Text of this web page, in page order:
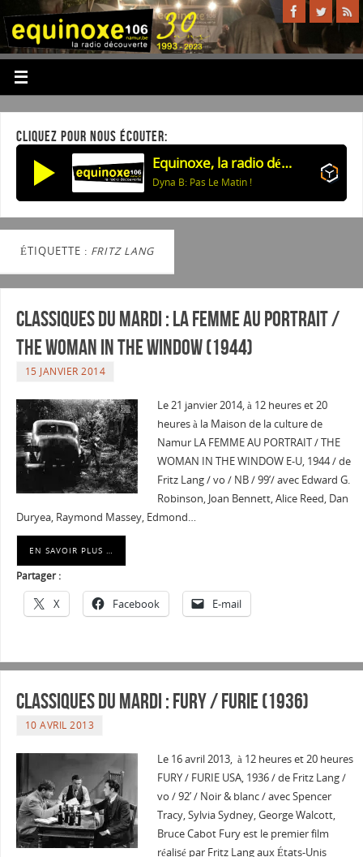
CLIQUEZ POUR NOUS ÉCOUTER:
Equinoxe, la radio découverte
Dyna B: Pas Le Matin !
ÉTIQUETTE : FRITZ LANG
Classiques du mardi : La femme au portrait /
The woman in the window (1944)
15 JANVIER 2014
Le 21 janvier 2014, à 12 heures et 20
heures à la Maison de la culture de
Namur LA FEMME AU PORTRAIT / THE
WOMAN IN THE WINDOW E-U, 1944 / de
Fritz Lang / vo / NB / 99’/ avec Edward G.
Robinson, Joan Bennett, Alice Reed, Dan
Duryea, Raymond Massey, Edmond…
EN SAVOIR PLUS …
Partager :
X Facebook E-mail
Classiques du mardi : Fury / Furie (1936)
10 AVRIL 2013
Le 16 avril 2013, à 12 heures et 20 heures
FURY / FURIE USA, 1936 / de Fritz Lang /
vo / 92’ / Noir & blanc / avec Spencer
Tracy, Sylvia Sydney, George Walcott,
Bruce Cabot Fury est le premier film
réalisé par Fritz Lang aux États-Unis